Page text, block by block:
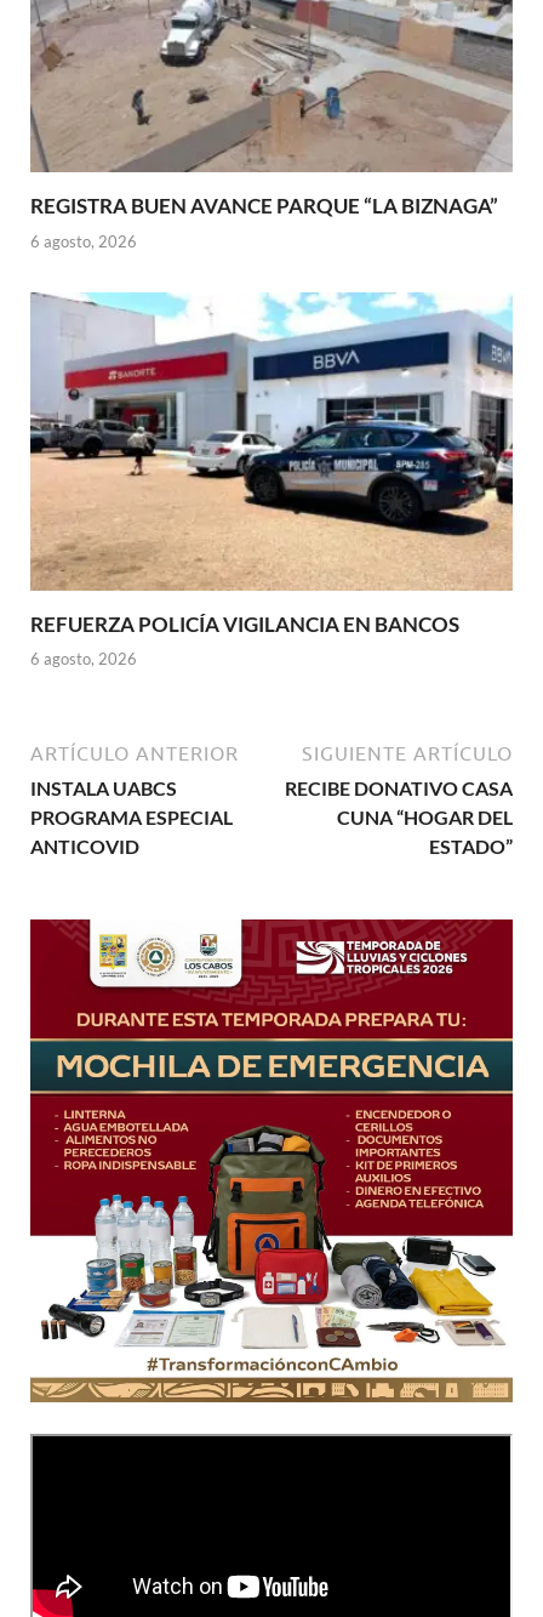
REGISTRA BUEN AVANCE PARQUE “LA BIZNAGA”
6 agosto, 2026
REFUERZA POLICÍA VIGILANCIA EN BANCOS
6 agosto, 2026
ARTÍCULO ANTERIOR
INSTALA UABCS
PROGRAMA ESPECIAL
ANTICOVID
SIGUIENTE ARTÍCULO
RECIBE DONATIVO CASA
CUNA “HOGAR DEL
ESTADO”